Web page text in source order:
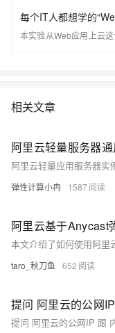
每个IT人都想学的
本实验从Web应用上云
相关文章
弹性计算小冉 1587
taro_秋刀鱼 652
提问 阿里云的公网
提问 阿里云的公网IP 跟